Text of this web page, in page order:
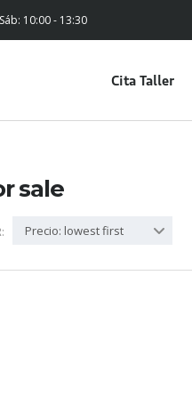
10:00 - 13:30
Cita Taller
sale
Precio: lowest first